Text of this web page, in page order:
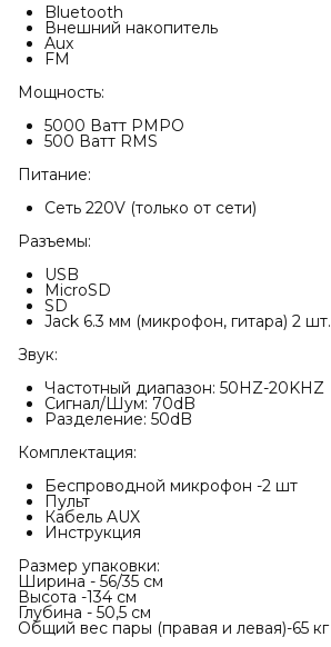
Bluetooth
Внешний накопитель
Aux
FM
Мощность:
5000 Ватт PMPO
500 Ватт RMS
Питание:
Сеть 220V (только от сети)
Разъемы:
USB
MicroSD
SD
Jack 6.3 мм (микрофон, гитара) 2 шт.
Звук:
Частотный диапазон: 50HZ-20KHZ
Сигнал/Шум: 70dB
Разделение: 50dB
Комплектация:
Беспроводной микрофон -2 шт
Пульт
Кабель AUX
Инструкция
Размер упаковки:
Ширина - 56/35 см
Высота -134 см
Глубина - 50,5 см
Общий вес пары (правая и левая)-65 кг